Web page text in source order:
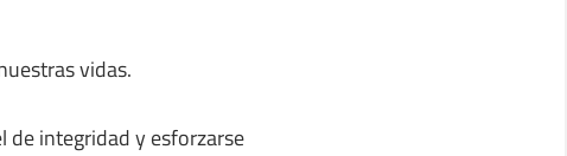
vidas.
de integridad y esforzarse